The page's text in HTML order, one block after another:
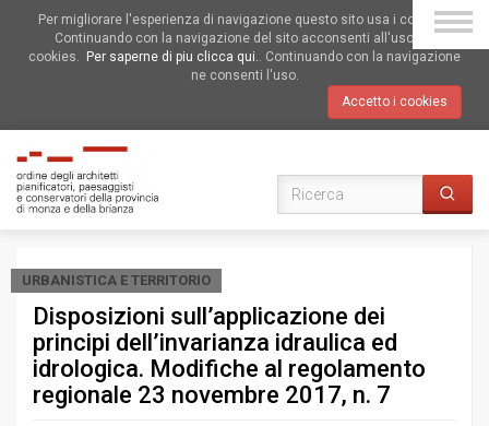
Per migliorare l'esperienza di navigazione questo sito usa i cookies.
Continuando con la navigazione del sito acconsenti all'uso dei
cookies.
Per saperne di piu clicca qui.. Continuando con la navigazione
ne consenti l'uso.
Accetto i cookies
URBANISTICA E TERRITORIO
Disposizioni sull’applicazione dei
principi dell’invarianza idraulica ed
idrologica. Modifiche al regolamento
regionale 23 novembre 2017, n. 7